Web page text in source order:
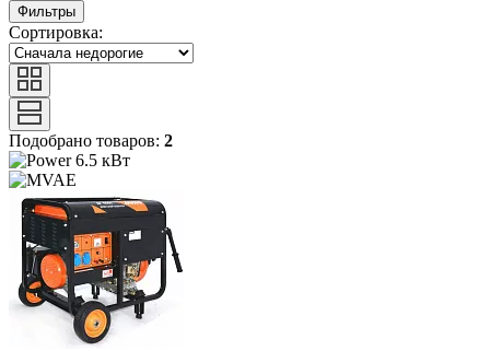
Фильтры
Сортировка:
Подобрано товаров: 2
6.5 кВт